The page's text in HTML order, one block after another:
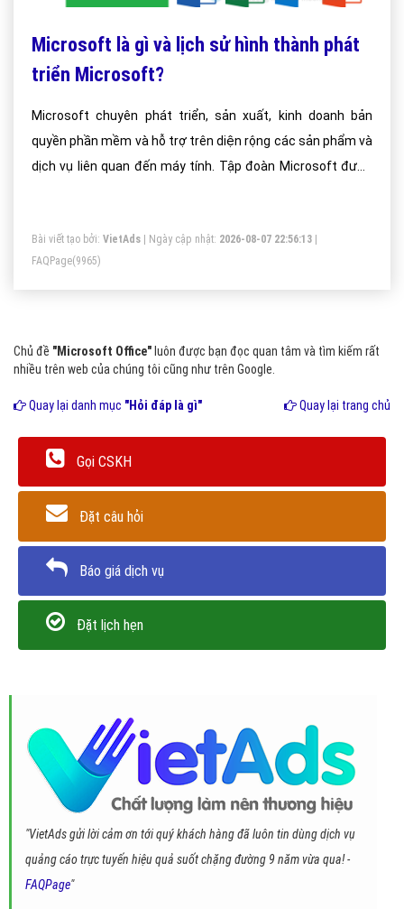
Microsoft là gì và lịch sử hình thành phát
triển Microsoft?
Microsoft chuyên phát triển, sản xuất, kinh doanh bản
quyền phần mềm và hỗ trợ trên diện rộng các sản phẩm và
dịch vụ liên quan đến máy tính. Tập đoàn Microsoft được
Bài viết tạo bởi: VietAds | Ngày cập nhật: 2026-08-07 22:56:13
FAQPage(9965)
Chủ đề "Microsoft Office" luôn được bạn đọc quan tâm và tìm kiếm rất
nhiều trên web của chúng tôi cũng như trên Google.
Quay lại danh mục "Hỏi đáp là gì" Quay lại trang chủ
Gọi CSKH
Đặt câu hỏi
Báo giá dịch vụ
Đặt lịch hẹn
"VietAds gửi lời cảm ơn tới quý khách hàng đã luôn tin dùng dịch vụ
quảng cáo trực tuyến hiệu quả suốt chặng đường 9 năm vừa qua! -
FAQPage"